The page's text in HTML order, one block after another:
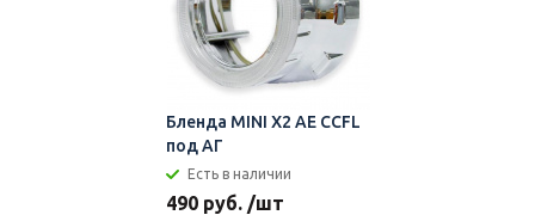
Бленда MINI X2 AE CCFL
под АГ
Есть в наличии
490 руб. /шт